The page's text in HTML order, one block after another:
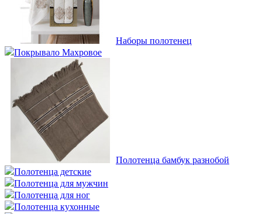
Наборы полотенец
Покрывало Махровое
Полотенца бамбук разнобой
Полотенца детские
Полотенца для мужчин
Полотенца для ног
Полотенца кухонные